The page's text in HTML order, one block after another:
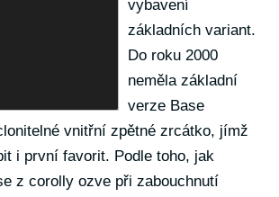
vybavení
základních variant.
Do roku 2000
neměla základní
verze Base
vnitřní zpětné zrcátko, jímž
i první favorit. Podle toho, jak
z corolly ozve při zabouchnutí